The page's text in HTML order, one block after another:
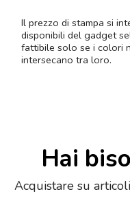
Il prezzo di stampa si
disponibili del gadget
fattibile solo se i colori
intersecano tra loro.
Hai
Acquistare su